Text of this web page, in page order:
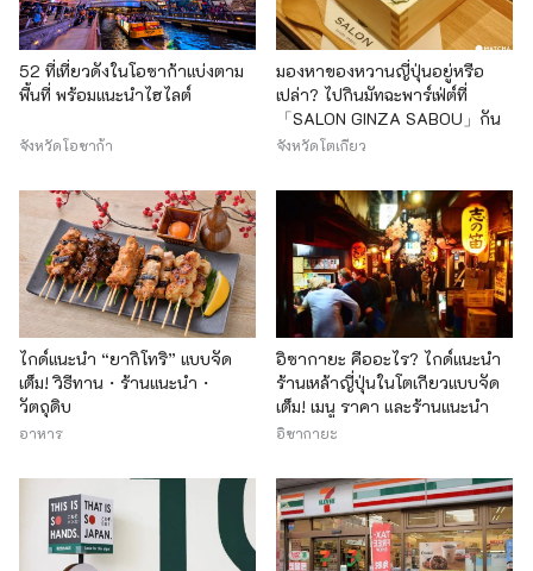
52 ที่เที่ยวดังในโอซาก้าแบ่งตาม
พื้นที่ พร้อมแนะนำไฮไลต์
จังหวัดโอซาก้า
มองหาของหวานญี่ปุ่นอยู่หรือ
เปล่า? ไปกินมัทฉะพาร์เฟ่ต์ที่
「SALON GINZA SABOU」กัน
จังหวัดโตเกียว
ไกด์แนะนำ “ยากิโทริ” แบบจัด
เต็ม! วิธีทาน・ร้านแนะนำ・
วัตถุดิบ
อาหาร
อิซากายะ คืออะไร? ไกด์แนะนำ
ร้านเหล้าญี่ปุ่นในโตเกียวแบบจัด
เต็ม! เมนู ราคา และร้านแนะนำ
อิซากายะ